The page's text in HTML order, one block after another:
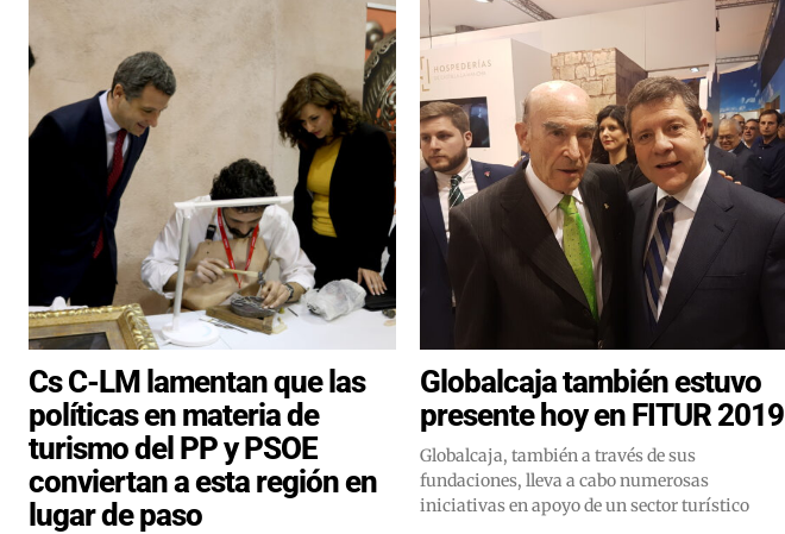
Cs C-LM lamentan que las
políticas en materia de
turismo del PP y PSOE
conviertan a esta región en
lugar de paso
Globalcaja también estuvo
presente hoy en FITUR 2019
Globalcaja, también a través de sus
fundaciones, lleva a cabo numerosas
iniciativas en apoyo de un sector turístico